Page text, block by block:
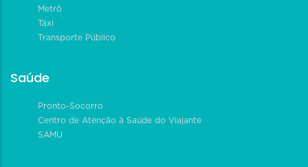
Metrô
Táxi
Transporte Público
Saúde
Pronto-Socorro
Centro de Atenção à Saúde do Viajante
SAMU